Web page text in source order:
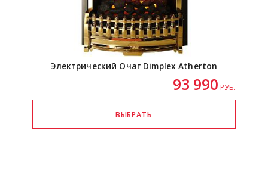
Электрический Очаг Dimplex Atherton
93 990 РУБ.